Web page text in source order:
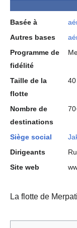
Basée à
Autres bases
Programme de
fidélité
Taille de la
flotte
Nombre de
destinations
Siège social
Dirigeants
Site web
La flotte de